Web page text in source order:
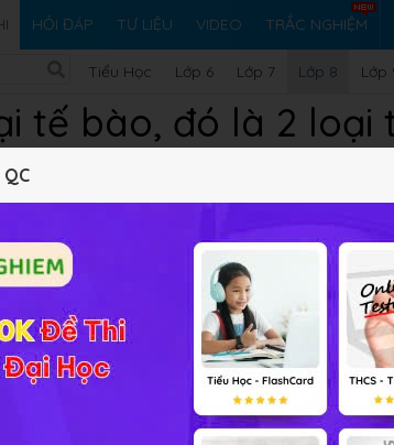
HỎI ĐÁP TƯ LIỆU VIDEO TRẮC NGHIỆM
Tiểu Học Lớp 6 Lớp 7 Lớp 8 Lớp
tế bào, đó là 2
QC